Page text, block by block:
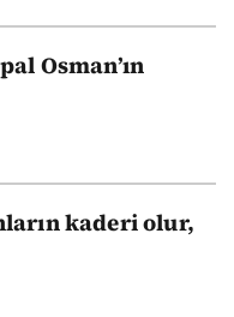
Osman’ın
kaderi olur,